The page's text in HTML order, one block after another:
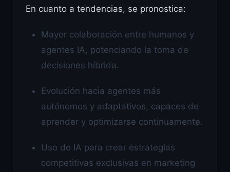
En cuanto a tendencias, se pronostica:
Mayor colaboración entre humanos y
agentes IA, potenciando la toma de
decisiones híbrida.
Evolución hacia agentes más
autónomos y adaptativos, capaces de
aprender y optimizarse continuamente.
Uso de IA para crear estrategias
competitivas exclusivas en marketing